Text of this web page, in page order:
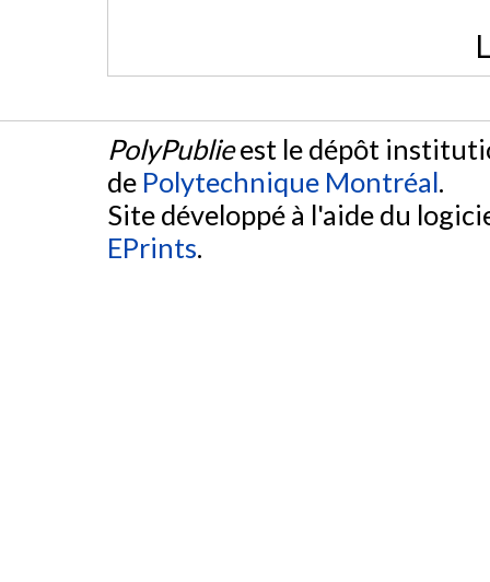
PolyPublieest le dépôt
de Polytechnique Montréal.
Site développé à l'aide du
EPrints.